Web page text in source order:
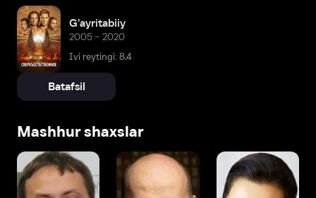
G'ayritabiiy
2005 – 2020
Ivi reytingi: 8,4
Batafsil
Mashhur shaxslar